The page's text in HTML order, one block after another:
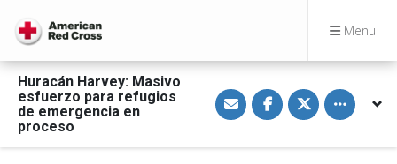
Menu
Huracán Harvey: Masivo
esfuerzo para refugios
de emergencia en
proceso
S
h
a
S
h
a
S
h
a
Toggle